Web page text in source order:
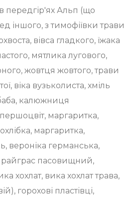
передгір'ях Альп (що
іншого, з тимофіївки трави
вівса гладкого, їжака
мятлика лугового,
жовтця жовтого, трави
віка вузьколиста, хміль
калюжниця
маргаритка,
маргаритка,
вероніка германська,
райграс пасовищний,
хохлат, вика хохлат трава,
горохові пластівці,